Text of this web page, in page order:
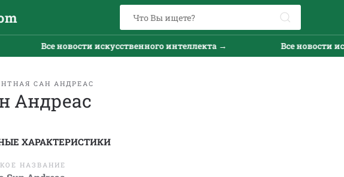
Все новости искусственного интеллекта → Все новости
САН АНДРЕАС
Андреас
ХАРАКТЕРИСТИКИ
НАЗВАНИЕ